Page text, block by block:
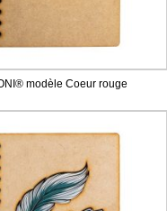
modèle Coeur rouge